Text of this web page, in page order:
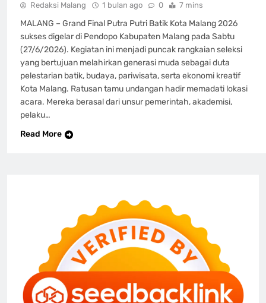
Redaksi Malang 1 bulan ago 0 7 mins
MALANG – Grand Final Putra Putri Batik Kota Malang 2026
sukses digelar di Pendopo Kabupaten Malang pada Sabtu
(27/6/2026). Kegiatan ini menjadi puncak rangkaian seleksi
yang bertujuan melahirkan generasi muda sebagai duta
pelestarian batik, budaya, pariwisata, serta ekonomi kreatif
Kota Malang. Ratusan tamu undangan hadir memadati lokasi
acara. Mereka berasal dari unsur pemerintah, akademisi,
pelaku…
Read More